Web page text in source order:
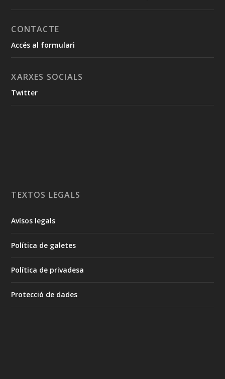
CONTACTE
Accés al formulari
XARXES SOCIALS
Twitter
TEXTOS LEGALS
Avísos legals
Política de galetes
Política de privadesa
Protecció de dades